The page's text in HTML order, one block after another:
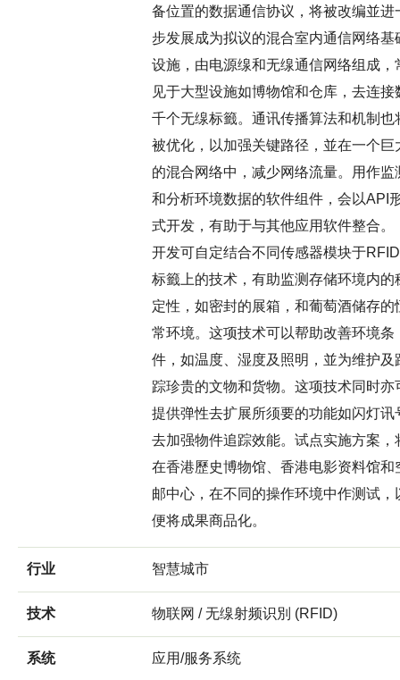
备位置的数据通信协议，将被改编並进
步发展成为拟议的混合室内通信网络基
设施，由电源缐和无缐通信网络组成，
见于大型设施如博物馆和仓库，去连接
千个无缐标籤。通讯传播算法和机制也
被优化，以加强关键路径，並在一个巨
的混合网络中，减少网络流量。用作监
和分析环境数据的软件组件，会以API
式开发，有助于与其他应用软件整合。
开发可自定结合不同传感器模块于RFID
标籤上的技术，有助监测存储环境内的
定性，如密封的展箱，和葡萄酒储存的
常环境。这项技术可以帮助改善环境条
件，如温度、湿度及照明，並为维护及
踪珍贵的文物和货物。这项技术同时亦
提供弹性去扩展所须要的功能如闪灯讯
去加强物件追踪效能。试点实施方案，
在香港歷史博物馆、香港电影资料馆和
邮中心，在不同的操作环境中作测试，
便将成果商品化。
行业 智慧城市
技术 物联网 / 无缐射频识別 (RFID)
系统 应用/服务系统